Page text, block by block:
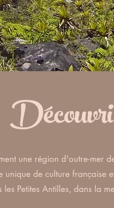
une région d'outre-mer
de culture française
les Petites Antilles, dans la